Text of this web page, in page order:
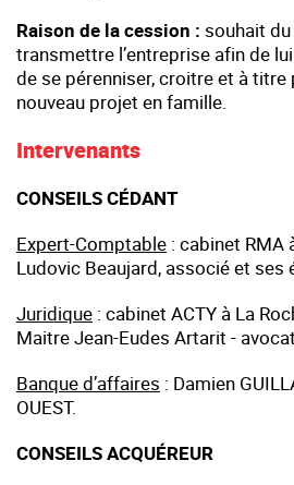
Raison de la cession : souhait
transmettre l’entreprise afin de
de se pérenniser, croitre et à titre
nouveau projet en famille.
Intervenants
CONSEILS CÉDANT
Expert-Comptable : cabinet RMA
Ludovic Beaujard, associé et ses
Juridique : cabinet ACTY à La
Maitre Jean-Eudes Artarit -
Banque d’affaires : Damien
OUEST.
CONSEILS ACQUÉREUR